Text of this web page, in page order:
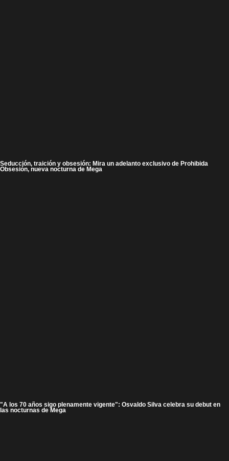
Seducción, traición y obsesión: Mira un adelanto exclusivo de Prohibida
Obsesión, nueva nocturna de Mega
"A los 70 años sigo plenamente vigente": Osvaldo Silva celebra su debut en
las nocturnas de Mega